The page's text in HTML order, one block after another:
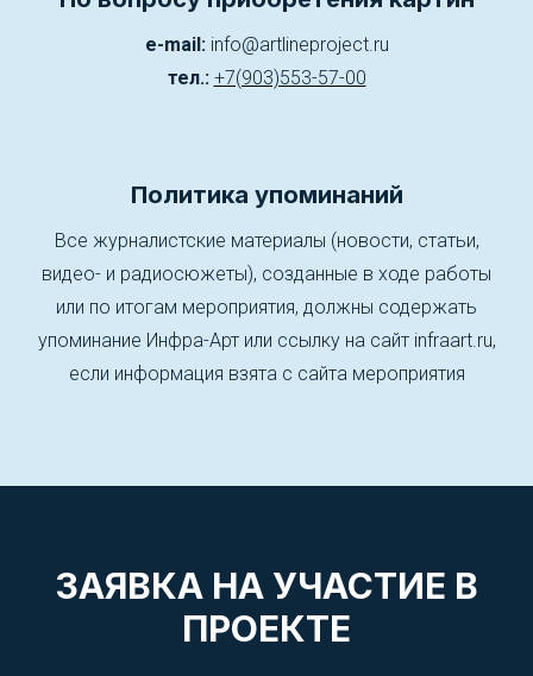
e-mail:info@artlineproject.ru
тел.: +7(903)553-57-00
Политика упоминаний
Все журналистские материалы (новости, статьи,
видео- и радиосюжеты), созданные в ходе работы
или по итогам мероприятия, должны содержать
упоминание Инфра-Арт или ссылку на сайт infraart.ru,
если информация взята с сайта мероприятия
ЗАЯВКА НА УЧАСТИЕ В
ПРОЕКТЕ